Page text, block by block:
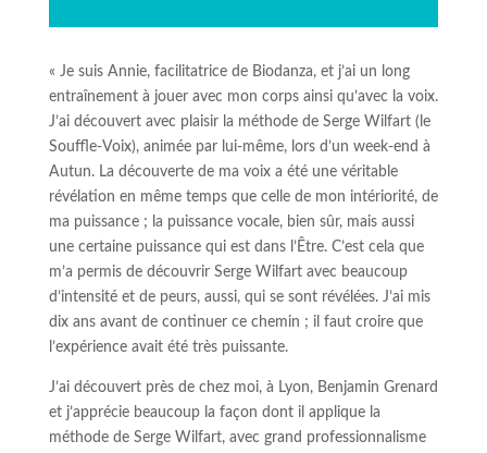
« Je suis Annie, facilitatrice de Biodanza, et j’ai un long
entraînement à jouer avec mon corps ainsi qu’avec la voix.
J’ai découvert avec plaisir la méthode de Serge Wilfart (le
Souffle-Voix), animée par lui-même, lors d’un week-end à
Autun. La découverte de ma voix a été une véritable
révélation en même temps que celle de mon intériorité, de
ma puissance ; la puissance vocale, bien sûr, mais aussi
une certaine puissance qui est dans l’Être. C’est cela que
m’a permis de découvrir Serge Wilfart avec beaucoup
d’intensité et de peurs, aussi, qui se sont révélées. J’ai mis
dix ans avant de continuer ce chemin ; il faut croire que
l’expérience avait été très puissante.
J’ai découvert près de chez moi, à Lyon, Benjamin Grenard
et j’apprécie beaucoup la façon dont il applique la
méthode de Serge Wilfart, avec grand professionnalisme